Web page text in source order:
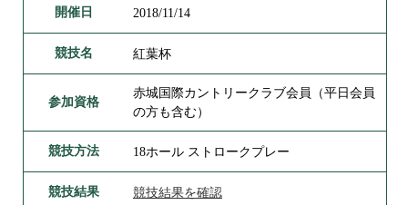
開催日 2018/11/14
競技名 紅葉杯
参加資格
赤城国際カントリークラブ会員（平日会員
の方も含む）
競技方法 18ホール ストロークプレー
競技結果 競技結果を確認